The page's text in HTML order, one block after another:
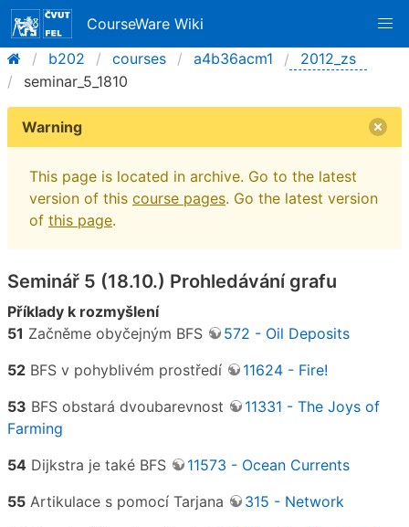
CourseWare Wiki
b202
courses a4b36acm1
2012_zs
seminar_5_1810
Warning
This page is located in archive. Go to the latest
version of this course pages. Go the latest version
of this page.
Seminář 5 (18.10.) Prohledávání grafu
Příklady k rozmyšlení
51 Začněme obyčejným BFS
572 - Oil Deposits
52 BFS v pohyblivém prostředí
11624 - Fire!
53 BFS obstará dvoubarevnost
11331 - The Joys of
Farming
54 Dijkstra je také BFS
11573 - Ocean Currents
55 Artikulace s pomocí Tarjana
315 - Network